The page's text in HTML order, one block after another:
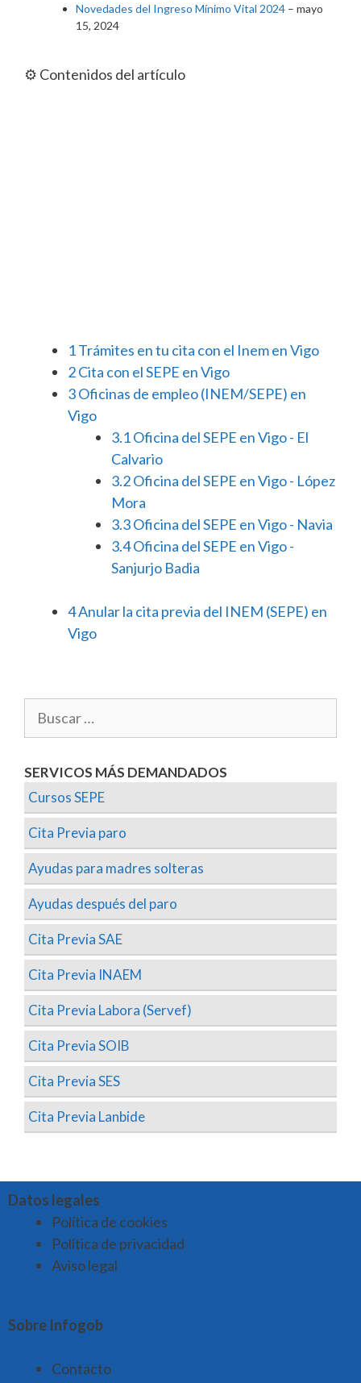
Novedades del Ingreso Mínimo Vital 2024 – mayo
15, 2024
⚙️ Contenidos del artículo
1Trámites en tu cita con el Inem en Vigo
2Cita con el SEPE en Vigo
3Oficinas de empleo (INEM/SEPE) en
Vigo
3.1Oficina del SEPE en Vigo - El
Calvario
3.2Oficina del SEPE en Vigo - López
Mora
3.3Oficina del SEPE en Vigo - Navia
3.4Oficina del SEPE en Vigo -
Sanjurjo Badia
4Anular la cita previa del INEM (SEPE) en
Vigo
SERVICOS MÁS DEMANDADOS
Cursos SEPE
Cita Previa paro
Ayudas para madres solteras
Ayudas después del paro
Cita Previa SAE
Cita Previa INAEM
Cita Previa Labora (Servef)
Cita Previa SOIB
Cita Previa SES
Cita Previa Lanbide
Datos legales
Política de cookies
Política de privacidad
Aviso legal
Sobre Infogob
Contacto